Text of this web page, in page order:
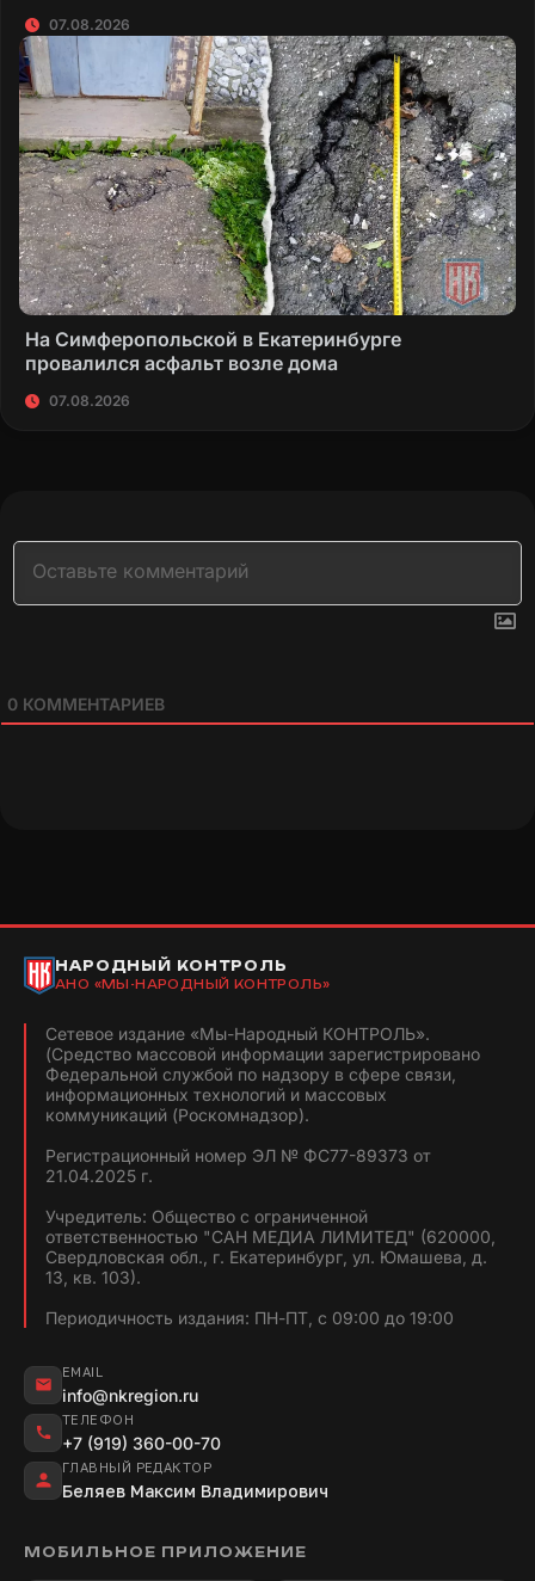
07.08.2026
На Симферопольской в Екатеринбурге
провалился асфальт возле дома
07.08.2026
0 КОММЕНТАРИЕВ
НАРОДНЫЙ КОНТРОЛЬ
АНО «МЫ-НАРОДНЫЙ КОНТРОЛЬ»
Сетевое издание «Мы-Народный КОНТРОЛЬ».
(Средство массовой информации зарегистрировано
Федеральной службой по надзору в сфере связи,
информационных технологий и массовых
коммуникаций (Роскомнадзор).
Регистрационный номер ЭЛ № ФС77-89373 от
21.04.2025 г.
Учредитель: Общество с ограниченной
ответственностью "САН МЕДИА ЛИМИТЕД" (620000,
Свердловская обл., г. Екатеринбург, ул. Юмашева, д.
13, кв. 103).
Периодичность издания: ПН-ПТ, с 09:00 до 19:00
EMAIL
info@nkregion.ru
ТЕЛЕФОН
+7 (919) 360-00-70
ГЛАВНЫЙ РЕДАКТОР
Беляев Максим Владимирович
МОБИЛЬНОЕ ПРИЛОЖЕНИЕ